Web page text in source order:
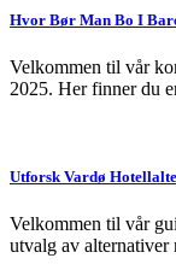
Hvor Bør Man Bo I
Velkommen til vår
2025. Her finner du
Utforsk Vardø
Velkommen til vår
utvalg av